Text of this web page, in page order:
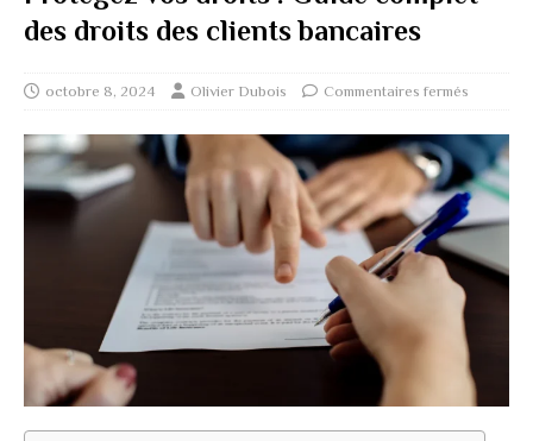
des droits des clients bancaires
octobre 8, 2024 Olivier Dubois Commentaires fermés